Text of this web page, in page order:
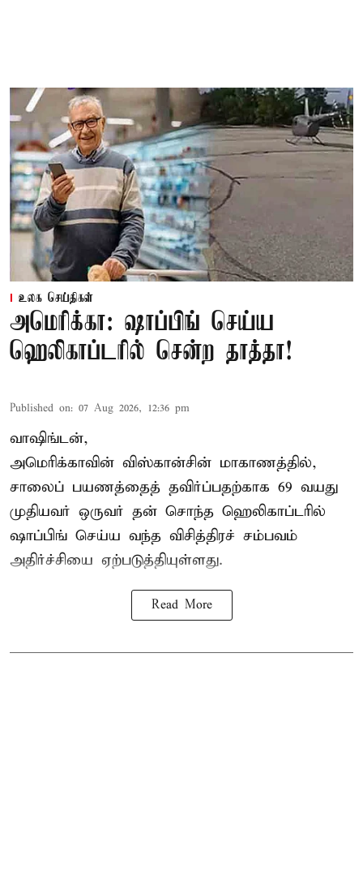
உலக செய்திகள்
அமெரிக்கா: ஷாப்பிங் செய்ய
ஹெலிகாப்டரில் சென்ற தாத்தா!
Published on: 07 Aug 2026, 12:36 pm
வாஷிங்டன்,
அமெரிக்காவின் விஸ்கான்சின் மாகாணத்தில்,
சாலைப் பயணத்தைத் தவிர்ப்பதற்காக 69 வயது
முதியவர் ஒருவர் தன் சொந்த ஹெலிகாப்டரில்
ஷாப்பிங் செய்ய வந்த விசித்திரச் சம்பவம்
அதிர்ச்சியை ஏற்படுத்தியுள்ளது.
Read More